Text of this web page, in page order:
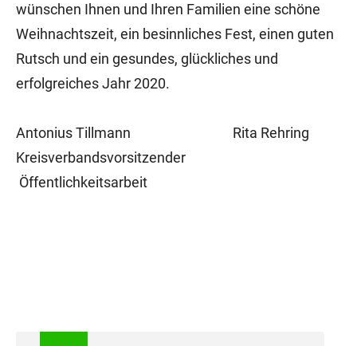
wünschen Ihnen und Ihren Familien eine schöne
Weihnachtszeit, ein besinnliches Fest, einen guten
Rutsch und ein gesundes, glückliches und
erfolgreiches Jahr 2020.
Antonius Tillmann Rita Rehring
Kreisverbandsvorsitzender
Öffentlichkeitsarbeit